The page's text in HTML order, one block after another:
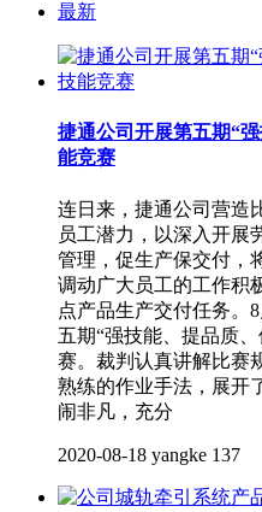
最新
捷通公司开展第五期“
能竞赛
连日来，捷通公司营造
员工潜力，以深入开展
管理，促生产保交付，
调动广大员工的工作积
点产品生产交付任务。
五期“强技能、提品质
赛。裁判认真讲解比赛
熟练的作业手法，展开
闹非凡，充分
2020-08-18 yangke 137